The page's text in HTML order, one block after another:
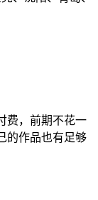
费，前期不花一
的作品也有足够